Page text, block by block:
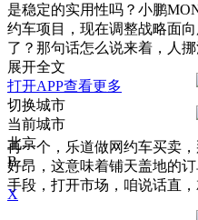
是稳定的实用性吗？小鹏
约车项目，现在调整战略面
了？那句话怎么说来着，人
再一个，乐道做网约车买卖
好昂，这意味着铺天盖地的
手段，打开市场，咱说话直
展开全文
打开APP查看更多
切换城市
当前城市
北京
B
X